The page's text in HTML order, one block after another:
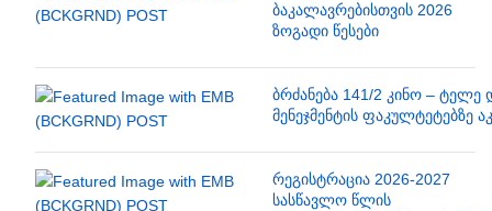
ბაკალავრებისთვის 2026
ზოგადი წესები
ბრძანება 141/2 კინო – ტელე
მენეჯმენტის ფაკულტეტებზე
რეგისტრაცია 2026-2027
სასწავლო წლის